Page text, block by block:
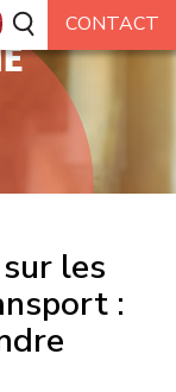
les
: